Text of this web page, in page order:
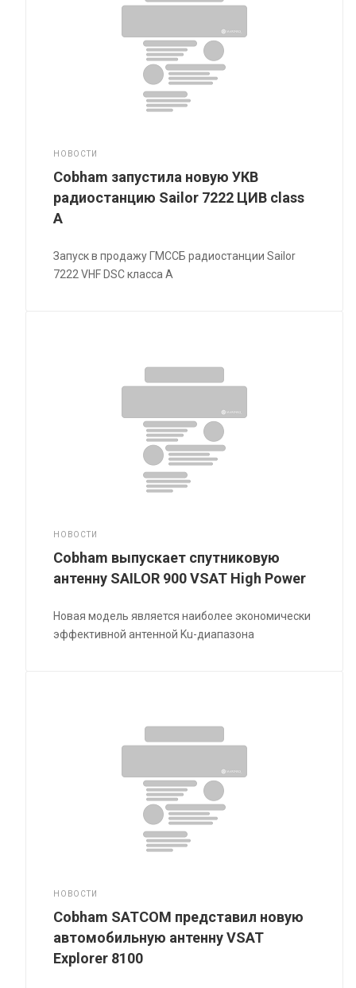
НОВОСТИ
Cobham запустила новую УКВ
радиостанцию Sailor 7222 ЦИВ class
A
Запуск в продажу ГМССБ радиостанции Sailor
7222 VHF DSC класса A
НОВОСТИ
Cobham выпускает спутниковую
антенну SAILOR 900 VSAT High Power
Новая модель является наиболее экономически
эффективной антенной Ku-диапазона
НОВОСТИ
Cobham SATCOM представил новую
автомобильную антенну VSAT
Explorer 8100